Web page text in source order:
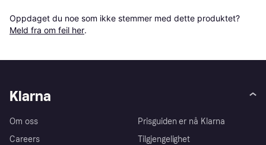
Oppdaget du noe som ikke stemmer med dette produktet?
Meld fra om feil her.
Klarna
Om oss
Careers
Prisguiden er nå Klarna
Tilgjengelighet